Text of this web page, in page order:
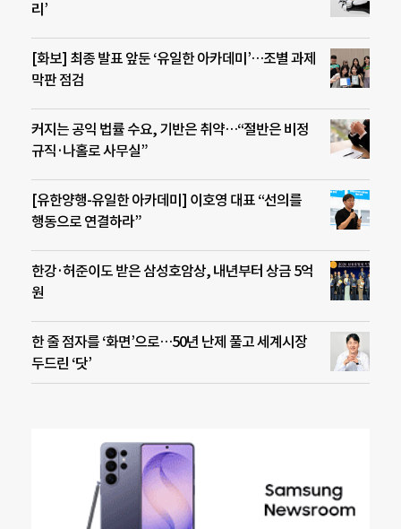
리’
[화보] 최종 발표 앞둔 ‘유일한 아카데미’…조별 과제
막판 점검
커지는 공익 법률 수요, 기반은 취약…“절반은 비정
규직·나홀로 사무실”
[유한양행-유일한 아카데미] 이호영 대표 “선의를
행동으로 연결하라”
한강·허준이도 받은 삼성호암상, 내년부터 상금 5억
원
한 줄 점자를 ‘화면’으로…50년 난제 풀고 세계시장
두드린 ‘닷’